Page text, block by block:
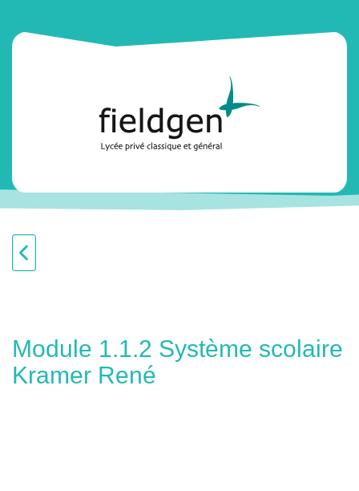
Module 1.1.2 Système scolaire
Kramer René